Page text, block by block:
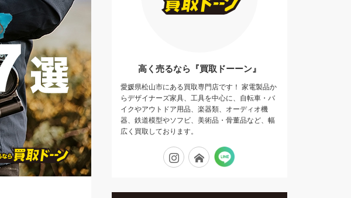
高く売るなら『買取ドーーン』
愛媛県松山市にある買取専門店です！ 家電製品か
らデザイナーズ家具、工具を中心に、自転車・バ
イクやアウトドア用品、楽器類、オーディオ機
器、鉄道模型やソフビ、美術品・骨董品など、幅
広く買取しております。
InstagramFlickr